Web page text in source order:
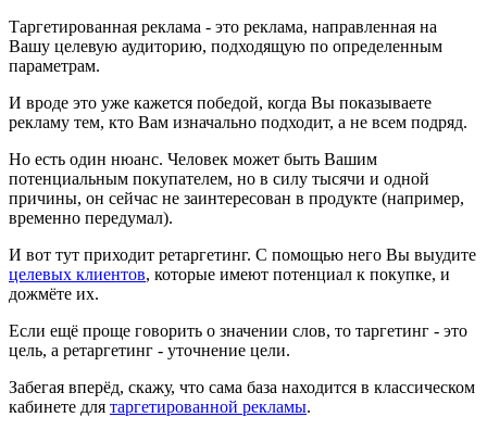
Таргетированная реклама - это реклама, направленная на
Вашу целевую аудиторию, подходящую по определенным
параметрам.
И вроде это уже кажется победой, когда Вы показываете
рекламу тем, кто Вам изначально подходит, а не всем подряд.
Но есть один нюанс. Человек может быть Вашим
потенциальным покупателем, но в силу тысячи и одной
причины, он сейчас не заинтересован в продукте (например,
временно передумал).
И вот тут приходит ретаргетинг. С помощью него Вы выудите
целевых клиентов, которые имеют потенциал к покупке, и
дожмёте их.
Если ещё проще говорить о значении слов, то таргетинг - это
цель, а ретаргетинг - уточнение цели.
Забегая вперёд, скажу, что сама база находится в классическом
кабинете для таргетированной рекламы.